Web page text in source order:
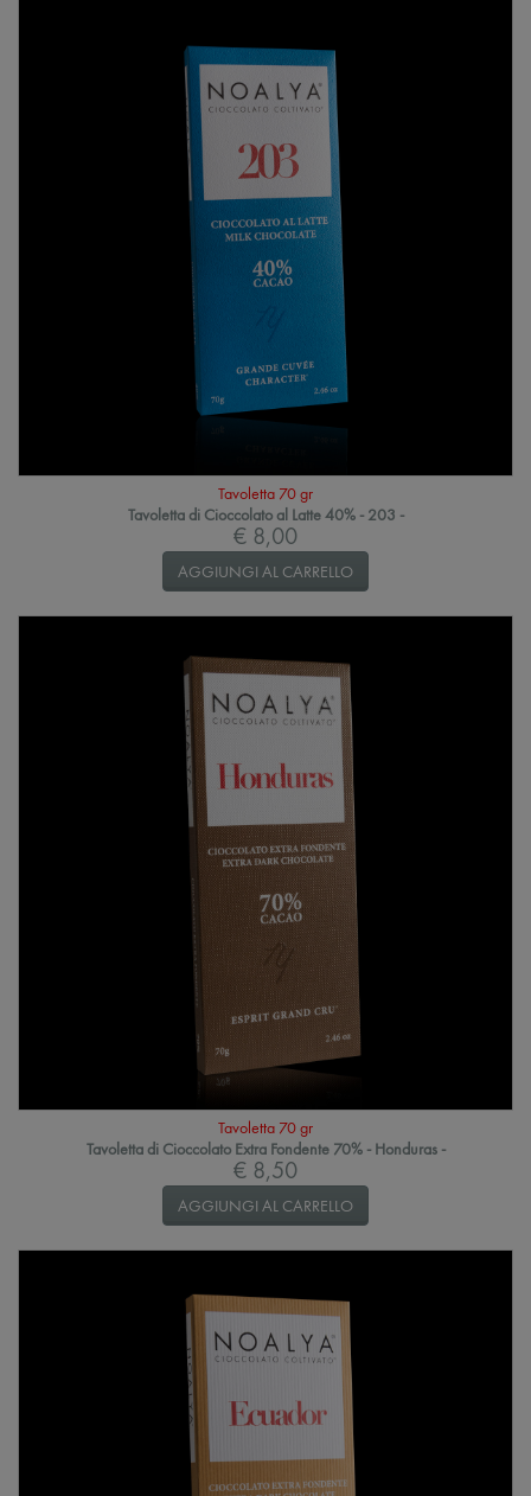
Tavoletta 70 gr
Tavoletta di Cioccolato al Latte 40% - 203 -
€ 8,00
AGGIUNGI AL CARRELLO
Tavoletta 70 gr
Tavoletta di Cioccolato Extra Fondente 70% - Honduras -
€ 8,50
AGGIUNGI AL CARRELLO